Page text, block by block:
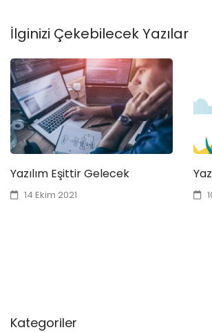
İlginizi Çekebilecek Yazılar
Yazılım Eşittir Gelecek
14 Ekim 2021
Kategoriler